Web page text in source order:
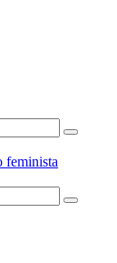
feminista